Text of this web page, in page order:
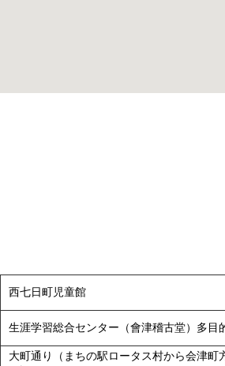
西七日町児童館
生涯学習総合センター（會津稽古堂）多目
大町通り（まちの駅ロータス村から会津町